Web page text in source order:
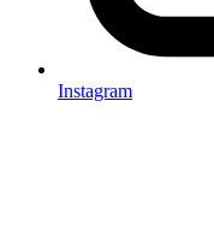
Instagram